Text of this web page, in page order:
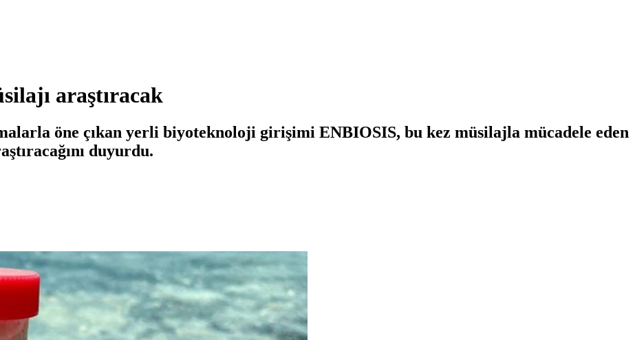
araştıracak
öne çıkan yerli biyoteknoloji girişimi ENBIOSIS, bu kez müsilajla mücadele eden
duyurdu.